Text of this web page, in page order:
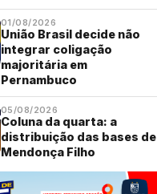
01/08/2026
União Brasil decide não
integrar coligação
majoritária em
Pernambuco
05/08/2026
Coluna da quarta: a
distribuição das bases de
Mendonça Filho